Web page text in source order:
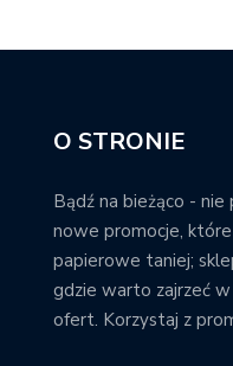
O STRONIE
Bądź na bieżąco - nie
nowe promocje,
papierowe taniej;
gdzie warto zajrzeć
ofert. Korzystaj z